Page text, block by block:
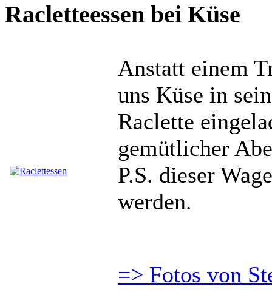
Racletteessen bei Küse
Anstatt einem
uns Küse in
Raclette
gemütlicher
P.S. dieser
werden.
=> Fotos von